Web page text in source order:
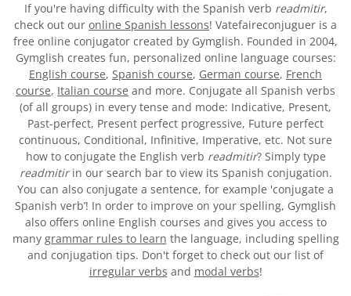
If you're having difficulty with the Spanish verb readmitir,
check out our online Spanish lessons! Vatefaireconjuguer is a
free online conjugator created by Gymglish. Founded in 2004,
Gymglish creates fun, personalized online language courses:
English course, Spanish course, German course, French
course, Italian course and more. Conjugate all Spanish verbs
(of all groups) in every tense and mode: Indicative, Present,
Past-perfect, Present perfect progressive, Future perfect
continuous, Conditional, Infinitive, Imperative, etc. Not sure
how to conjugate the English verb readmitir? Simply type
readmitirin our search bar to view its Spanish conjugation.
You can also conjugate a sentence, for example 'conjugate a
Spanish verb’! In order to improve on your spelling, Gymglish
also offers online English courses and gives you access to
many grammar rules to learn the language, including spelling
and conjugation tips. Don't forget to check out our list of
irregular verbs and modal verbs!